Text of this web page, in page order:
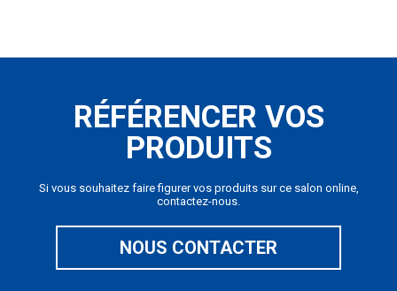
RÉFÉRENCER VOS
PRODUITS
Si vous souhaitez faire figurer vos produits sur ce salon online,
contactez-nous.
NOUS CONTACTER